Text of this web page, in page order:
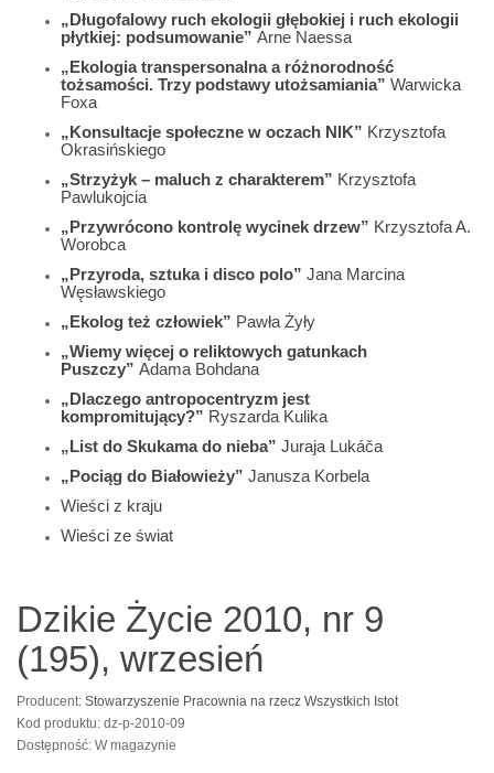
„Długofalowy ruch ekologii głębokiej i ruch ekologii
płytkiej: podsumowanie” Arne Naessa
„Ekologia transpersonalna a różnorodność
tożsamości. Trzy podstawy utożsamiania” Warwicka
Foxa
„Konsultacje społeczne w oczach NIK” Krzysztofa
Okrasińskiego
„Strzyżyk – maluch z charakterem” Krzysztofa
Pawlukojcia
„Przywrócono kontrolę wycinek drzew” Krzysztofa A.
Worobca
„Przyroda, sztuka i disco polo” Jana Marcina
Węsławskiego
„Ekolog też człowiek” Pawła Żyły
„Wiemy więcej o reliktowych gatunkach
Puszczy” Adama Bohdana
„Dlaczego antropocentryzm jest
kompromitujący?” Ryszarda Kulika
„List do Skukama do nieba” Juraja Lukáča
„Pociąg do Białowieży” Janusza Korbela
Wieści z kraju
Wieści ze świat
Dzikie Życie 2010, nr 9
(195), wrzesień
Producent: Stowarzyszenie Pracownia na rzecz Wszystkich Istot
Kod produktu: dz-p-2010-09
Dostępność: W magazynie